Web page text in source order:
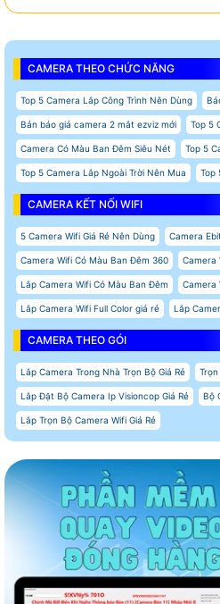
CAMERA THEO CHỨC NĂNG
Top 5 Camera Lắp Công Trình Nên Dùng
Bản báo giá camera 2 mắt ezviz mới Top 5
Camera Có Màu Ban Đêm Siêu Nét Top 5
Top 5 Camera Lắp Ngoài Trời Nên Mua Top
CAMERA KẾT NỐI WIFI
5 Camera Wifi Giá Rẻ Nên Dùng Camera
Camera Wifi Có Màu Ban Đêm 360 Camera
Lắp Camera Wifi Có Màu Ban Đêm Camera
Lắp Camera Wifi Full Color giá rẻ Lắp
CAMERA THEO GÓI
Lắp Camera Trong Nhà Trọn Bộ Giá Rẻ
Lắp Đặt Bộ Camera Ip Visioncop Giá Rẻ Bộ
Lắp Trọn Bộ Camera Wifi Giá Rẻ